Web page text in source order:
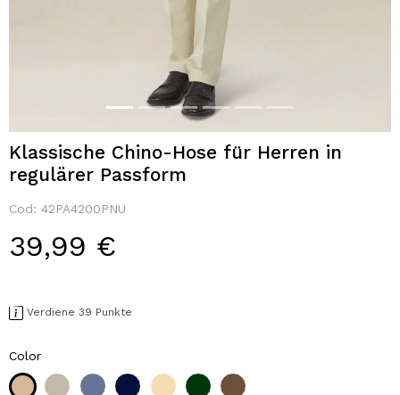
Klassische Chino-Hose für Herren in
regulärer Passform
Cod: 42PA4200PNU
39,99 €
Verdiene 39 Punkte
Color